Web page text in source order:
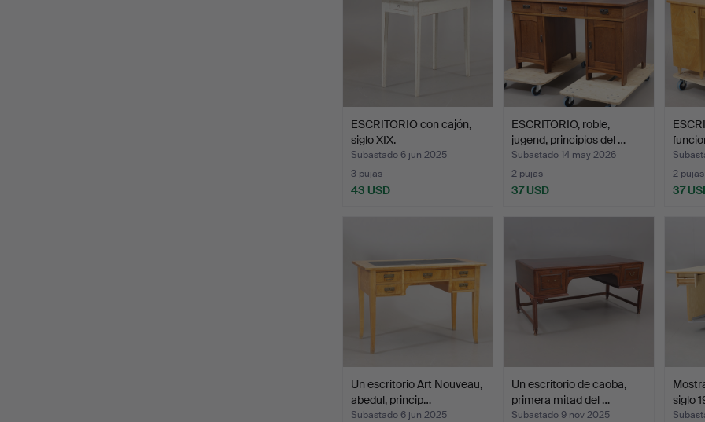
ESCRITORIO con cajón,
siglo XIX.
Subastado 6 jun 2025
3 pujas
43 USD
ESCRITORIO, roble,
jugend, principios del …
Subastado 14 may 2026
2 pujas
37 USD
2 pujas
37
Un escritorio Art Nouveau,
abedul, princip…
Subastado 6 jun 2025
Un escritorio de caoba,
primera mitad del …
Subastado 9 nov 2025
siglo